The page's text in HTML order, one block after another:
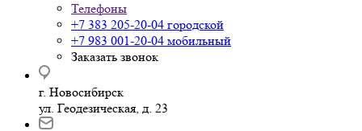
Телефоны
+7 383 205-20-04 городской
+7 983 001-20-04 мобильный
Заказать звонок
г. Новосибирск
ул. Геодезическая, д. 23